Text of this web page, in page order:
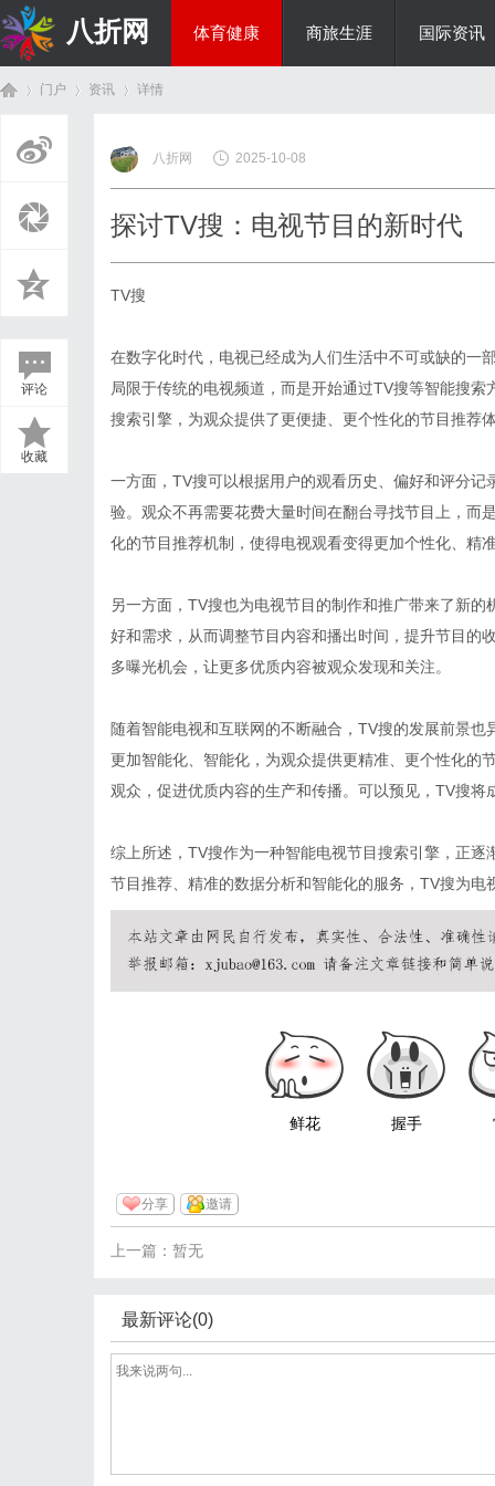
八折网 体育健康 商旅生涯 国际资讯
门户 资讯
›
详情
评论
收藏
八折网 2025-10-08
探讨TV搜：电视节目的新时代
TV搜
在数字化时代，电视已经成为人们生活中不可或缺的一
局限于传统的电视频道，而是开始通过TV搜等智能搜
搜索引擎，为观众提供了更便捷、更个性化的节目推荐
一方面，TV搜可以根据用户的观看历史、偏好和评分
验。观众不再需要花费大量时间在翻台寻找节目上，而
化的节目推荐机制，使得电视观看变得更加个性化、精
另一方面，TV搜也为电视节目的制作和推广带来了新
好和需求，从而调整节目内容和播出时间，提升节目的
多曝光机会，让更多优质内容被观众发现和关注。
随着智能电视和互联网的不断融合，TV搜的发展前景
更加智能化、智能化，为观众提供更精准、更个性化的
观众，促进优质内容的生产和传播。可以预见，TV搜
综上所述，TV搜作为一种智能电视节目搜索引擎，正
节目推荐、精准的数据分析和智能化的服务，TV搜为
鲜花 握手
分享 邀请
上一篇：暂无
最新评论(0)